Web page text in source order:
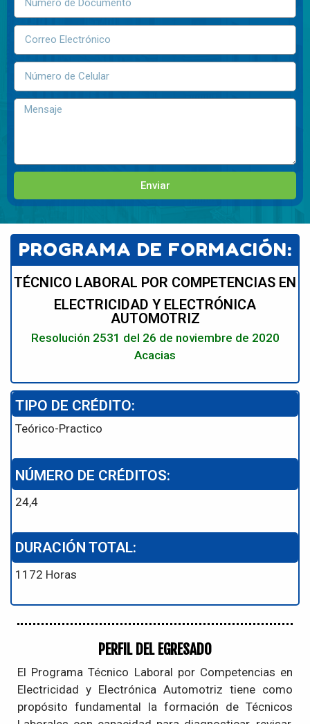
Enviar
PROGRAMA DE FORMACIÓN:
TÉCNICO LABORAL POR COMPETENCIAS EN
ELECTRICIDAD Y ELECTRÓNICA
AUTOMOTRIZ
Resolución 2531 del 26 de noviembre de 2020
Acacias
TIPO DE CRÉDITO:
Teórico-Practico
NÚMERO DE CRÉDITOS:
24,4
DURACIÓN TOTAL:
1172 Horas
PERFIL DEL EGRESADO
El Programa Técnico Laboral por Competencias en
Electricidad y Electrónica Automotriz tiene como
propósito fundamental la formación de Técnicos